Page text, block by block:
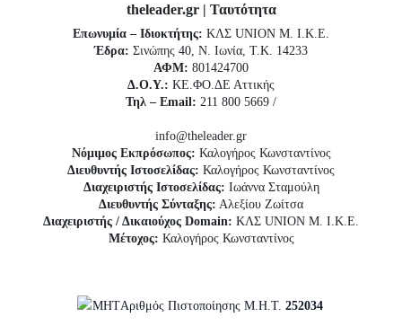
theleader.gr | Ταυτότητα
Επωνυμία – Ιδιοκτήτης: ΚΛΣ UNION Μ. Ι.Κ.Ε.
Έδρα: Σινώπης 40, Ν. Ιωνία, Τ.Κ. 14233
ΑΦΜ: 801424700
Δ.Ο.Υ.: ΚΕ.ΦΟ.ΔΕ Αττικής
Τηλ – Email: 211 800 5669 /
info@theleader.gr
Νόμιμος Εκπρόσωπος: Καλογήρος Κωνσταντίνος
Διευθυντής Ιστοσελίδας: Καλογήρος Κωνσταντίνος
Διαχειριστής Ιστοσελίδας: Ιωάννα Σταμούλη
Διευθυντής Σύνταξης: Αλεξίου Ζωίτσα
Διαχειριστής / Δικαιούχος Domain: ΚΛΣ UNION Μ. Ι.Κ.Ε.
Μέτοχος: Καλογήρος Κωνσταντίνος
Αριθμός Πιστοποίησης Μ.Η.Τ. 252034